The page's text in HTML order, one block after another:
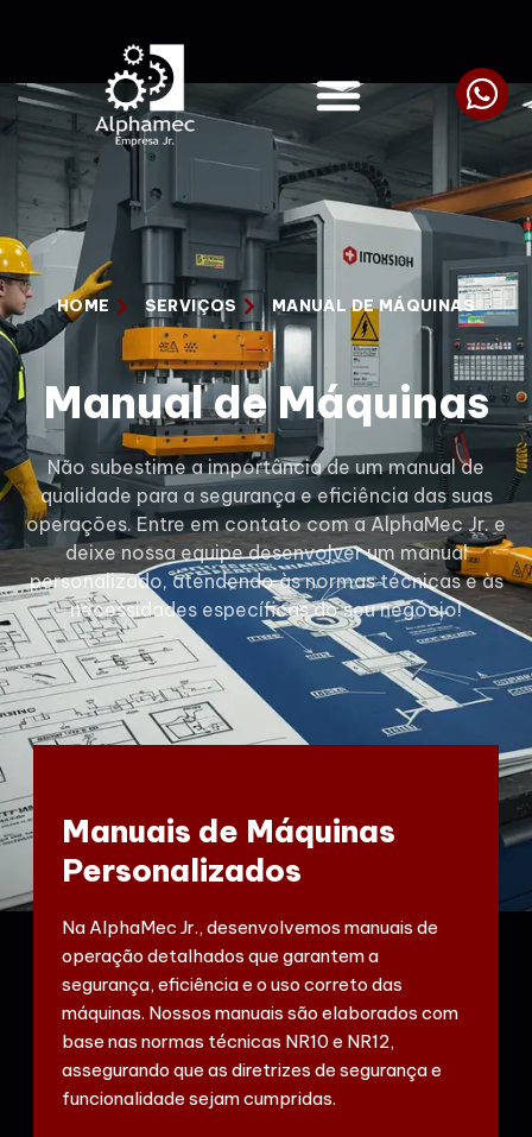
HOME SERVIÇOS MANUAL DE MÁQUINAS
Manual de Máquinas
Não subestime a importância de um manual de
qualidade para a segurança e eficiência das suas
operações. Entre em contato com a AlphaMec Jr. e
deixe nossa equipe desenvolver um manual
personalizado, atendendo às normas técnicas e às
necessidades específicas do seu negócio!
Manuais de Máquinas
Personalizados
Na AlphaMec Jr., desenvolvemos manuais de
operação detalhados que garantem a
segurança, eficiência e o uso correto das
máquinas. Nossos manuais são elaborados com
base nas normas técnicas NR10 e NR12,
assegurando que as diretrizes de segurança e
funcionalidade sejam cumpridas.